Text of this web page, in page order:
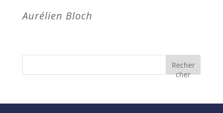
Aurélien Bloch
Recher
cher